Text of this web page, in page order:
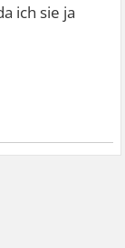
ich sie ja